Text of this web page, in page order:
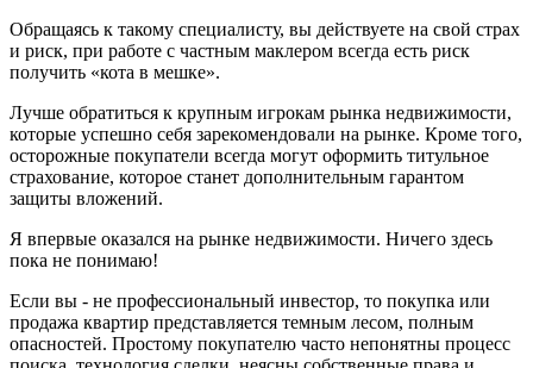
Обращаясь к такому специалисту, вы действуете на свой страх
и риск, при работе с частным маклером всегда есть риск
получить «кота в мешке».
Лучше обратиться к крупным игрокам рынка недвижимости,
которые успешно себя зарекомендовали на рынке. Кроме того,
осторожные покупатели всегда могут оформить титульное
страхование, которое станет дополнительным гарантом
защиты вложений.
Я впервые оказался на рынке недвижимости. Ничего здесь
пока не понимаю!
Если вы - не профессиональный инвестор, то покупка или
продажа квартир представляется темным лесом, полным
опасностей. Простому покупателю часто непонятны процесс